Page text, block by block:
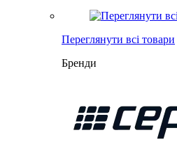
Переглянути всі товари
Бренди